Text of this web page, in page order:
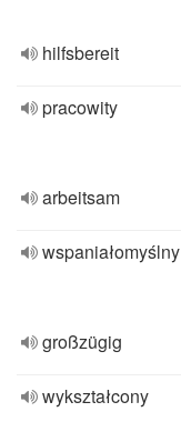
hilfsbereit
pracowity
arbeitsam
wspaniałomyślny
großzügig
wykształcony